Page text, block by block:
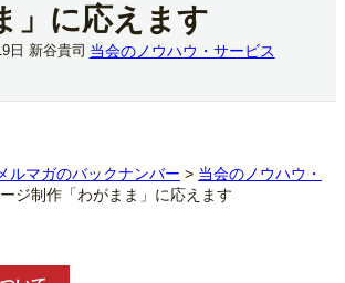
」に応えます
日 新谷貴司 当会のノウハウ・サービス
ルマガのバックナンバー > 当会のノウハウ・
ジ制作「わがまま」に応えます